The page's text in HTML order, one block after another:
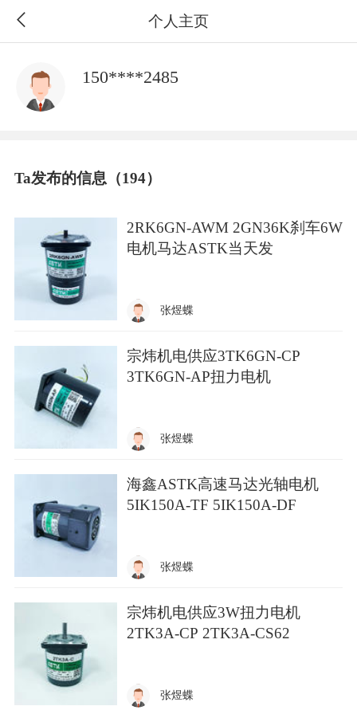
150****2485
Ta发布的信息（194）
2RK6GN-AWM 2GN36K刹车6W
电机马达ASTK当天发
张煜蝶
宗炜机电供应3TK6GN-CP
3TK6GN-AP扭力电机
张煜蝶
海鑫ASTK高速马达光轴电机
5IK150A-TF 5IK150A-DF
张煜蝶
宗炜机电供应3W扭力电机
2TK3A-CP 2TK3A-CS62
张煜蝶
个人主页